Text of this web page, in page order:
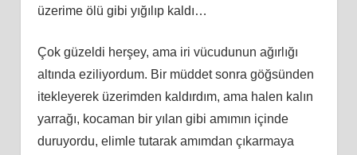
üzerime ölü gibi yığılıp kaldı…
Çok güzeldi herşey, ama iri vücudunun ağırlığı
altında eziliyordum. Bir müddet sonra göğsünden
itekleyerek üzerimden kaldırdım, ama halen kalın
yarrağı, kocaman bir yılan gibi amımın içinde
duruyordu, elimle tutarak amımdan çıkarmaya